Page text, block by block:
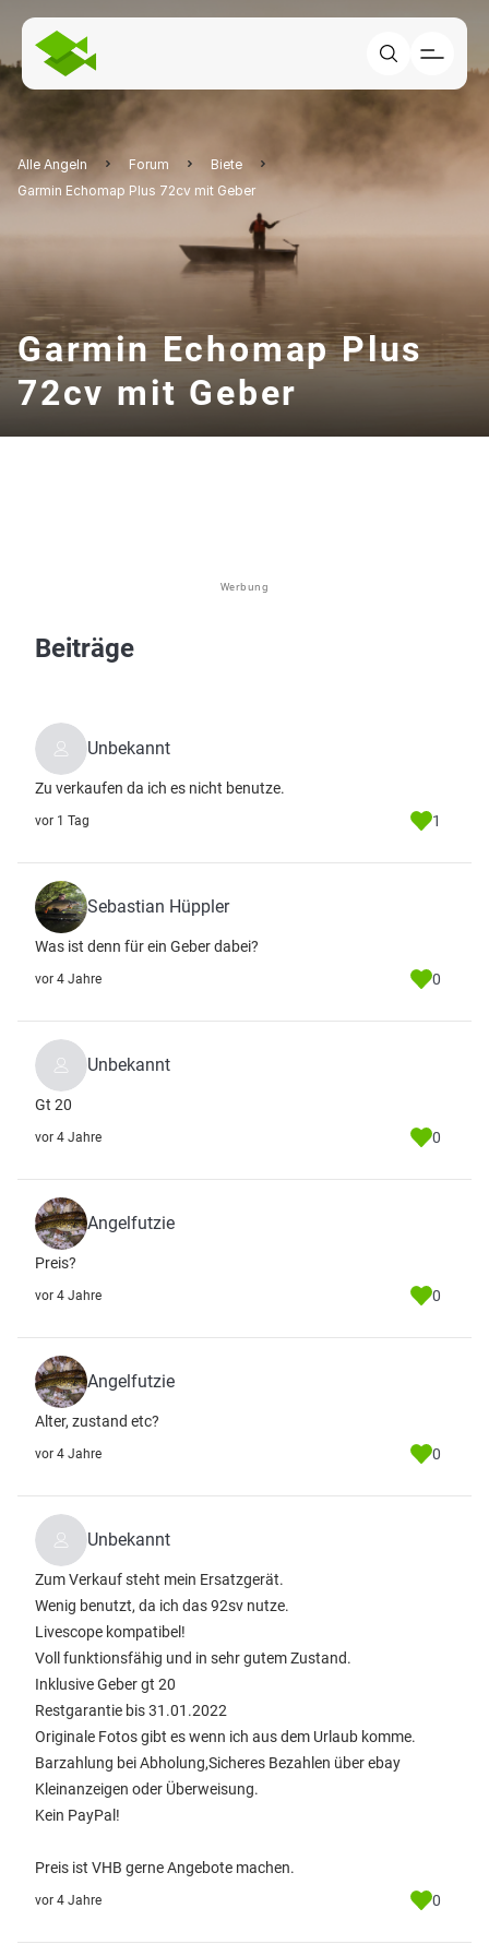
Alle Angeln Forum
Biete
Garmin Echomap Plus 72cv mit Geber
Garmin Echomap Plus
72cv mit Geber
Werbung
Beiträge
Unbekannt
Zu verkaufen da ich es nicht benutze.
vor 1 Tag 1
Sebastian Hüppler
Was ist denn für ein Geber dabei?
vor 4 Jahre 0
Unbekannt
Gt 20
vor 4 Jahre 0
Angelfutzie
Preis?
vor 4 Jahre 0
Angelfutzie
Alter, zustand etc?
vor 4 Jahre 0
Unbekannt
Zum Verkauf steht mein Ersatzgerät.
Wenig benutzt, da ich das 92sv nutze.
Livescope kompatibel!
Voll funktionsfähig und in sehr gutem Zustand.
Inklusive Geber gt 20
Restgarantie bis 31.01.2022
Originale Fotos gibt es wenn ich aus dem Urlaub komme.
Barzahlung bei Abholung,Sicheres Bezahlen über ebay
Kleinanzeigen oder Überweisung.
Kein PayPal!
Preis ist VHB gerne Angebote machen.
vor 4 Jahre 0